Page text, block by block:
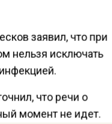
заявил, что при
нельзя исключать
что речи о
момент не идет.